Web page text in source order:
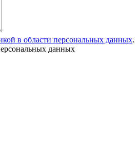
в области персональных данных.
данных